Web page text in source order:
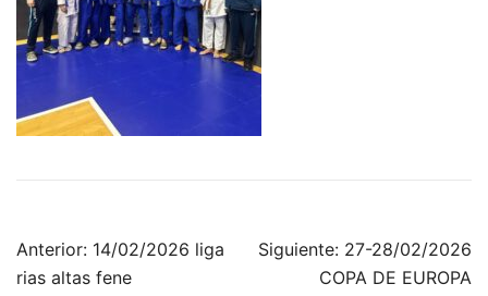
Navegación
de
Anterior: 14/02/2026 liga
rias altas fene
Siguiente: 27-28/02/2026
COPA DE EUROPA